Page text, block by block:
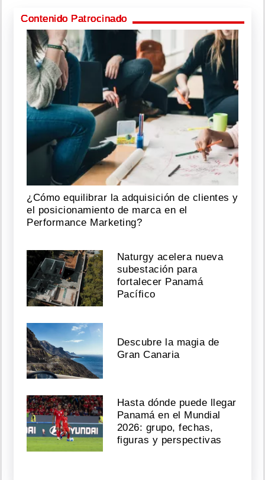
Contenido Patrocinado
¿Cómo equilibrar la adquisición de clientes y
el posicionamiento de marca en el
Performance Marketing?
Naturgy acelera nueva
subestación para
fortalecer Panamá
Pacífico
Descubre la magia de
Gran Canaria
Hasta dónde puede llegar
Panamá en el Mundial
2026: grupo, fechas,
figuras y perspectivas